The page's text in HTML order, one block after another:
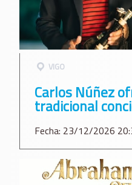
VIGO
Carlos Núñez
tradicional
Fecha: 23/12/2026